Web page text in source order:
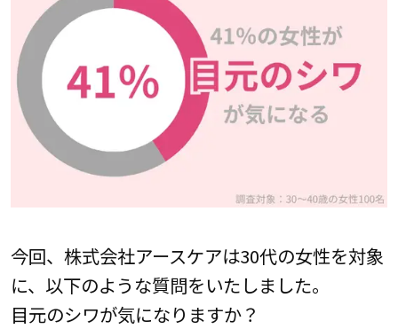
今回、株式会社アースケアは30代の女性を対象
に、以下のような質問をいたしました。
目元のシワが気になりますか？